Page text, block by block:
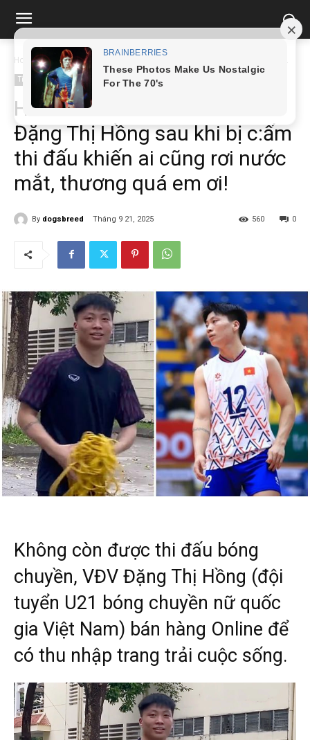
Home Tin tức Hình ảnh mới nhất của VĐV Đặng Thị Hồng sau khi bị...
Tin tức
Hình ảnh mới nhất của VĐV
Đặng Thị Hồng sau khi bị c:ấm
thi đấu khiến ai cũng rơi nước
mắt, thương quá em ơi!
By dogsbreed Tháng 9 21, 2025 0
560
Không còn được thi đấu bóng
chuyền, VĐV Đặng Thị Hồng (đội
tuyển U21 bóng chuyền nữ quốc
gia Việt Nam) bán hàng Online để
có thu nhập trang trải cuộc sống.